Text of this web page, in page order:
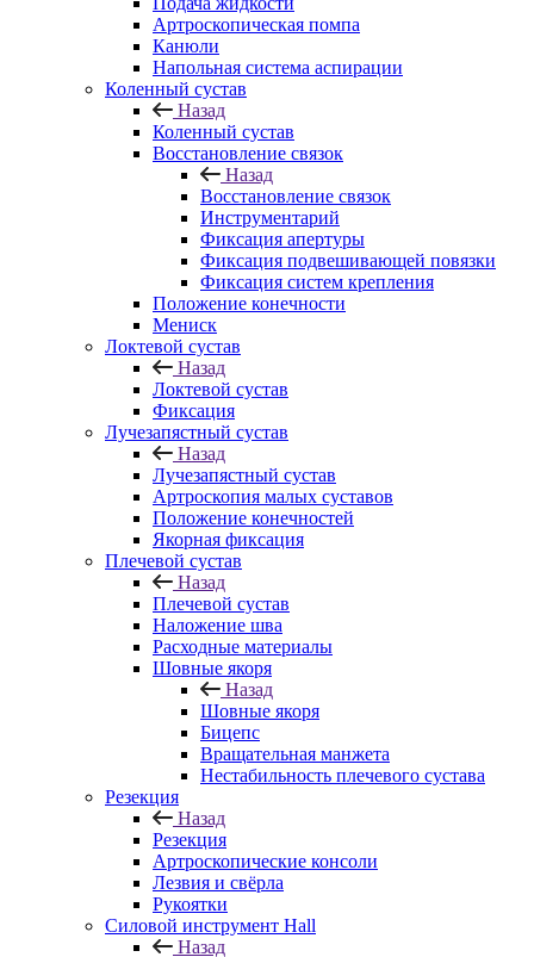
Артроскопическая помпа
Канюли
Напольная система аспирации
Коленный сустав
Назад
Коленный сустав
Восстановление связок
Назад
Восстановление связок
Инструментарий
Фиксация апертуры
Фиксация подвешивающей повязки
Фиксация систем крепления
Положение конечности
Мениск
Локтевой сустав
Назад
Локтевой сустав
Фиксация
Лучезапястный сустав
Назад
Лучезапястный сустав
Артроскопия малых суставов
Положение конечностей
Якорная фиксация
Плечевой сустав
Назад
Плечевой сустав
Наложение шва
Расходные материалы
Шовные якоря
Назад
Шовные якоря
Бицепс
Вращательная манжета
Нестабильность плечевого сустава
Резекция
Назад
Резекция
Артроскопические консоли
Лезвия и свёрла
Рукоятки
Силовой инструмент Hall
Назад